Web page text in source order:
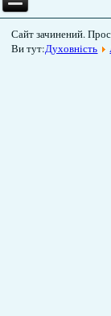
Сайт зачинений.
Ви тут:Духовність